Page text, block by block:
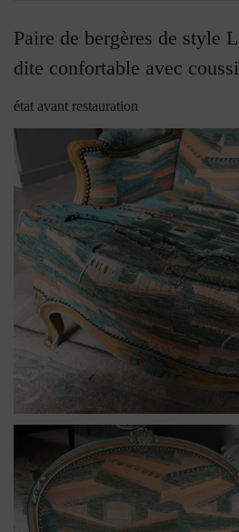
Paire de bergères de style
dite confortable avec
état avant restauration